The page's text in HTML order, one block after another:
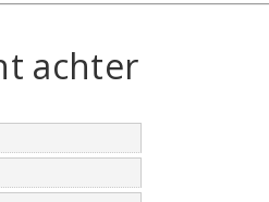
achter